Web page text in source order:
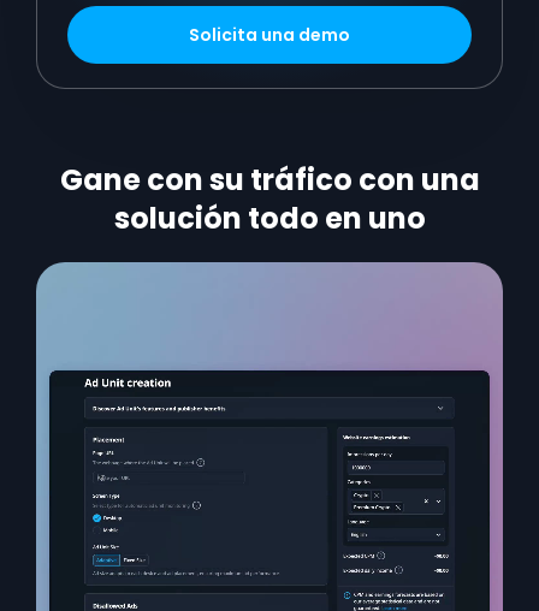
Solicita una demo
Gane con su tráfico con una
solución todo en uno